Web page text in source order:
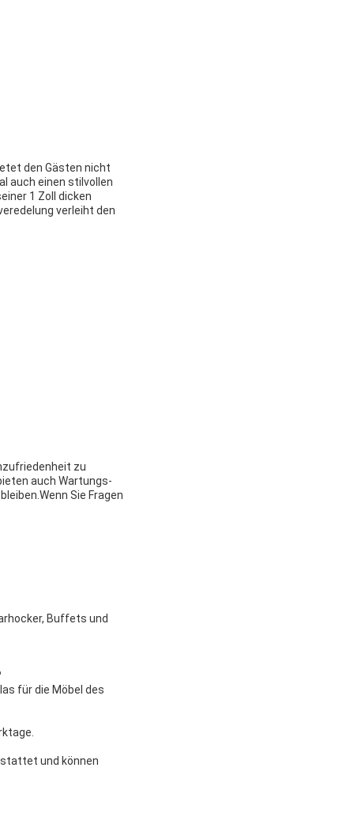
den Gästen nicht
auch einen stilvollen
1 Zoll dicken
verleiht den
zu
auch Wartungs-
Sie Fragen
Buffets und
für die Möbel des
und können